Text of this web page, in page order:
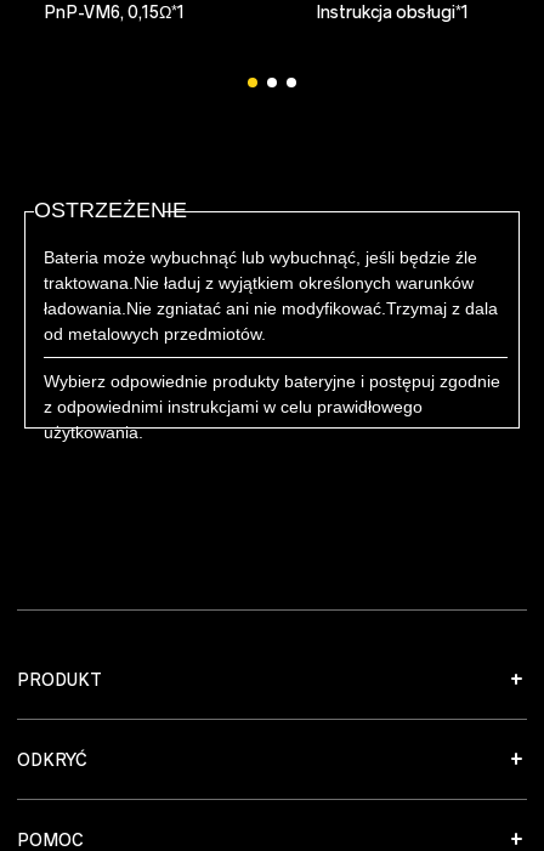
PnP-VM6, 0,15Ω*1
Instrukcja obsługi*1
OSTRZEŻENIE
Bateria może wybuchnąć lub wybuchnąć, jeśli będzie źle
traktowana.Nie ładuj z wyjątkiem określonych warunków
ładowania.Nie zgniatać ani nie modyfikować.Trzymaj z dala
od metalowych przedmiotów.
Wybierz odpowiednie produkty bateryjne i postępuj zgodnie
z odpowiednimi instrukcjami w celu prawidłowego
użytkowania.
PRODUKT
ODKRYĆ
POMOC